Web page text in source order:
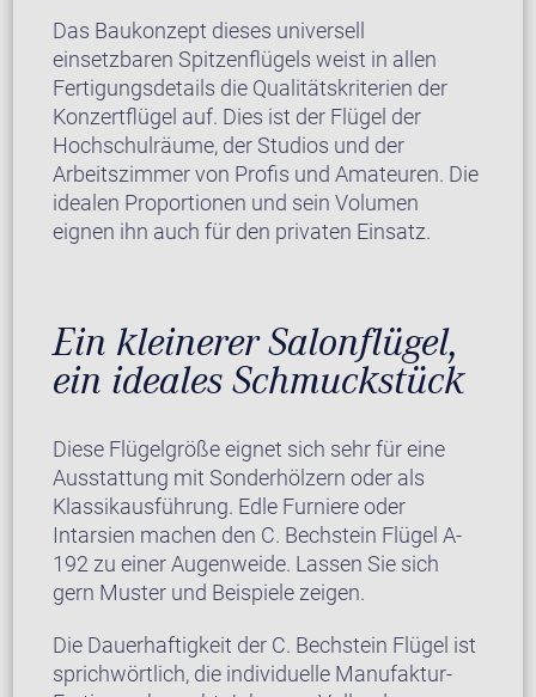
Das Baukonzept dieses universell
einsetzbaren Spitzenflügels weist in allen
Fertigungsdetails die Qualitätskriterien der
Konzertflügel auf. Dies ist der Flügel der
Hochschulräume, der Studios und der
Arbeitszimmer von Profis und Amateuren. Die
idealen Proportionen und sein Volumen
eignen ihn auch für den privaten Einsatz.
Ein kleinerer Salonflügel,
ein ideales Schmuckstück
Diese Flügelgröße eignet sich sehr für eine
Ausstattung mit Sonderhölzern oder als
Klassikausführung. Edle Furniere oder
Intarsien machen den C. Bechstein Flügel A-
192 zu einer Augenweide. Lassen Sie sich
gern Muster und Beispiele zeigen.
Die Dauerhaftigkeit der C. Bechstein Flügel ist
sprichwörtlich, die individuelle Manufaktur-